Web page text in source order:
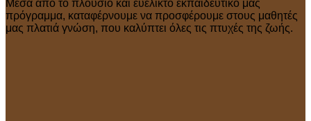
Μέσα από το πλούσιο και ευέλικτο εκπαιδευτικό μας
πρόγραμμα, καταφέρνουμε να προσφέρουμε στους μαθητές
μας πλατιά γνώση, που καλύπτει όλες τις πτυχές της ζωής.